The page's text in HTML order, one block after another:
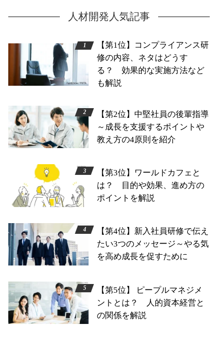
人材開発人気記事
【第1位】コンプライアンス研
修の内容、ネタはどうす
る？ 効果的な実施方法など
も解説
【第2位】中堅社員の後輩指導
～成長を支援するポイントや
教え方の4原則を紹介
【第3位】ワールドカフェと
は？ 目的や効果、進め方の
ポイントを解説
【第4位】新入社員研修で伝え
たい3つのメッセージ～やる気
を高め成長を促すために
【第5位】 ピープルマネジメ
ントとは？ 人的資本経営と
の関係を解説